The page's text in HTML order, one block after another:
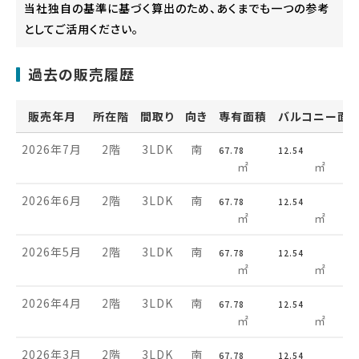
当社独自の基準に基づく算出のため、あくまでも一つの参考
としてご活用ください。
過去の販売履歴
販売年月 所在階 間取り 向き 専有面積 バルコニー面
2026年7月 2階 3LDK 南 67.78
㎡
12.54
㎡
2026年6月 2階 3LDK 南 67.78
㎡
12.54
㎡
2026年5月 2階 3LDK 南 67.78
㎡
12.54
㎡
2026年4月 2階 3LDK 南 67.78
㎡
12.54
㎡
2026年3月 2階 3LDK 南 67.78 12.54